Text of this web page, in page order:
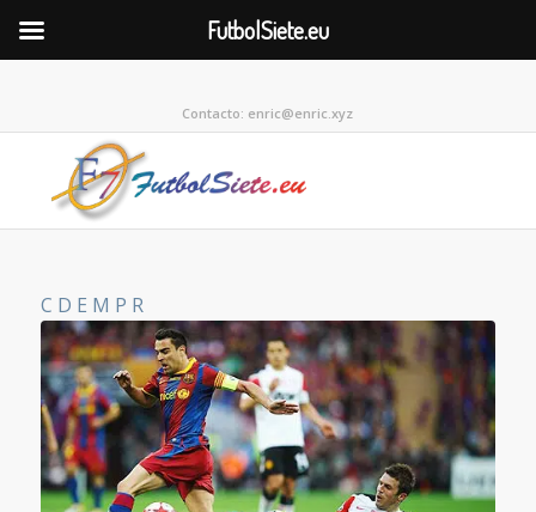
Contacto: enric@enric.xyz
C D E M P R
FutbolSiete.eu